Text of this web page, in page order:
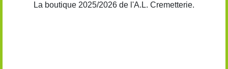
La boutique 2025/2026 de l'A.L. Cremetterie.